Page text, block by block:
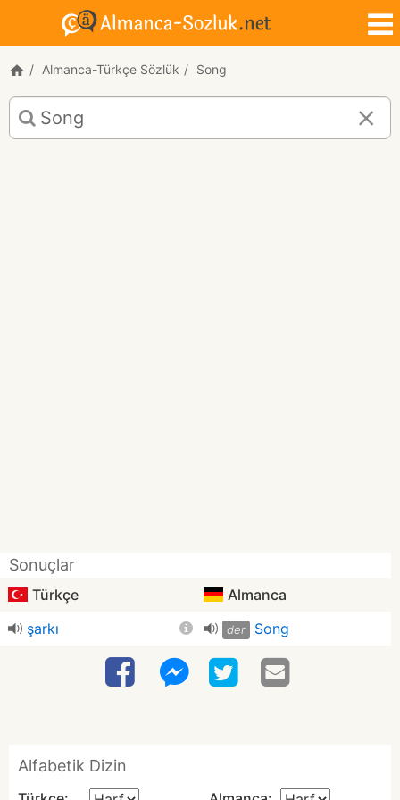
Almanca-Türkçe Sözlük Song
Song
için
Almanca-
Sonuçlar
Türkçe
Almanca
şarkı
der Song
Alfabetik Dizin